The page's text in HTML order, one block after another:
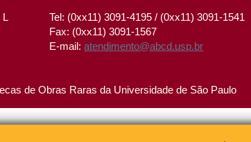
L
Tel: (0xx11) 3091-4195 / (0xx11) 3091-1541
Fax: (0xx11) 3091-1567
E-mail:atendimento@abcd.usp.br
de Obras Raras da Universidade de São Paulo